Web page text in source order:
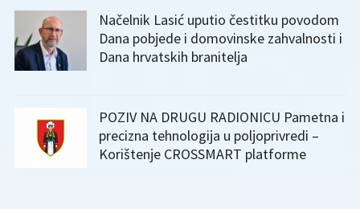
Načelnik Lasić uputio čestitku povodom
Dana pobjede i domovinske zahvalnosti i
Dana hrvatskih branitelja
POZIV NA DRUGU RADIONICU Pametna i
precizna tehnologija u poljoprivredi –
Korištenje CROSSMART platforme